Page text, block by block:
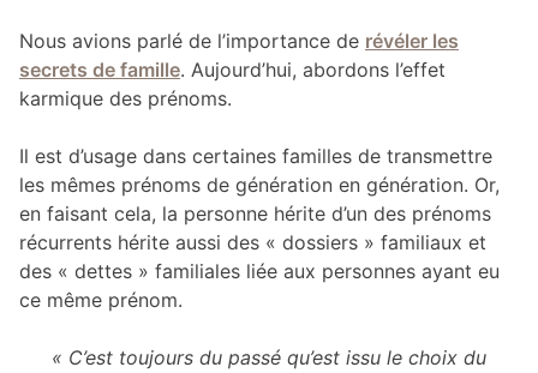
Nous avions parlé de l’importance de révéler les
secrets de famille. Aujourd’hui, abordons l’effet
karmique des prénoms.
Il est d’usage dans certaines familles de transmettre
les mêmes prénoms de génération en génération. Or,
en faisant cela, la personne hérite d’un des prénoms
récurrents hérite aussi des « dossiers » familiaux et
des « dettes » familiales liée aux personnes ayant eu
ce même prénom.
« C’est toujours du passé qu’est issu le choix du